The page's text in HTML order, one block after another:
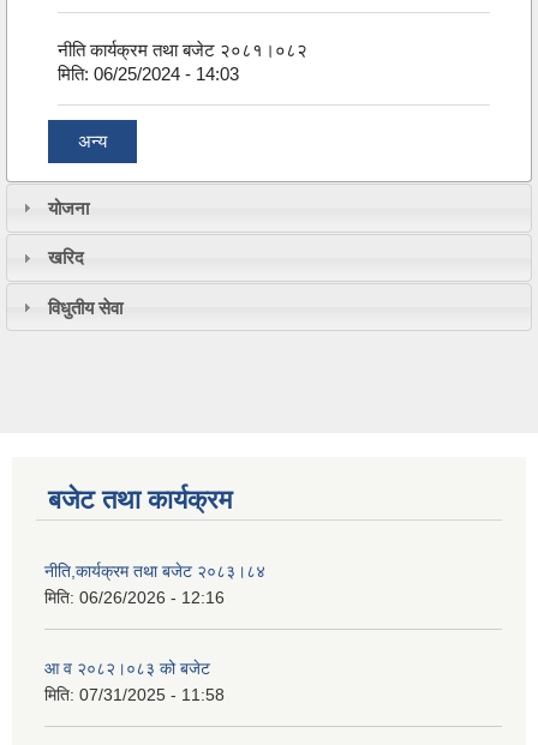
नीति कार्यक्रम तथा बजेट २०८१।०८२
मिति: 06/25/2024 - 14:03
अन्य
योजना
खरिद
विधुतीय सेवा
बजेट तथा कार्यक्रम
नीति,कार्यक्रम तथा बजेट २०८३।८४
मिति: 06/26/2026 - 12:16
आ व २०८२।०८३ को बजेट
मिति: 07/31/2025 - 11:58